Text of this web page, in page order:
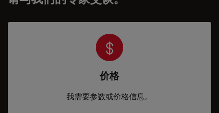
价格
我需要参数或价格信息。